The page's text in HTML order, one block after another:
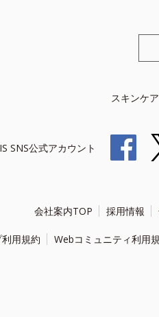
スキンケア
SNS公式アカウント
会社案内TOP 採用情報
用規約 Webコミュニティ利用